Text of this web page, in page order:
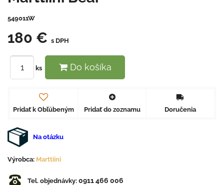
549011W
180 € s DPH
ks Do košíka
Pridať k Obľúbeným Pridať do zoznamu Doručenia
Na otázku
Výrobca: Marttiini
Tel. objednávky: 0911 466 006